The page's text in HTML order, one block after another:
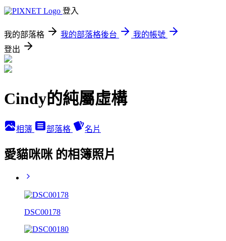
登入
我的部落格 我的部落格後台
我的帳號
登出
Cindy的純屬虛構
相簿 部落格 名片
愛貓咪咪 的相簿照片
DSC00178